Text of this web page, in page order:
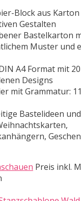
Block aus
Gestalten
Bastelkarton
Muster und
A4 Format mit
Designs
mit Grammatur:
Bastelideen
Preis inkl.